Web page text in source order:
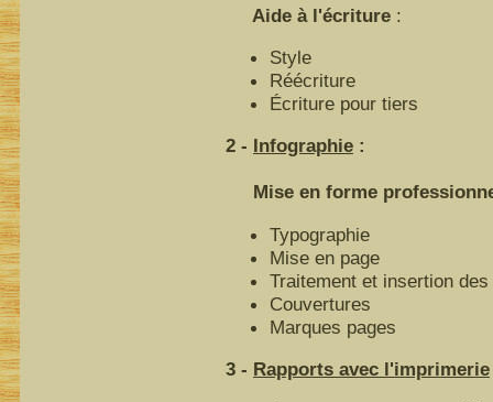
Aide à l'écriture :
Style
Réécriture
Écriture pour tiers
2 - Infographie :
Mise en forme
Typographie
Mise en page
Traitement et insertion
Couvertures
Marques pages
3 - Rapports avec l'imprimerie